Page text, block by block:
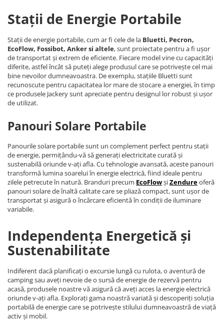
Stații de Energie Portabile
Stații de energie portabile, cum ar fi cele de la Bluetti, Pecron,
EcoFlow, Fossibot, Anker si altele, sunt proiectate pentru a fi ușor
de transportat și extrem de eficiente. Fiecare model vine cu capacități
diferite, astfel încât să puteți alege produsul care se potrivește cel mai
bine nevoilor dumneavoastra. De exemplu, stațiile Bluetti sunt
recunoscute pentru capacitatea lor mare de stocare a energiei, în timp
ce produsele Jackery sunt apreciate pentru designul lor robust și ușor
de utilizat.
Panouri Solare Portabile
Panourile solare portabile sunt un complement perfect pentru stații
de energie, permițându-vă să generați electricitate curată și
sustenabilă oriunde v-ați afla. Cu tehnologie avansată, aceste panouri
transformă lumina soarelui în energie electrică, fiind ideale pentru
zilele petrecute în natură. Branduri precum EcoFlowșiZendureoferă
panouri solare de înaltă calitate care se pliază compact, sunt ușor de
transportat și asigură o încărcare eficientă în condiții de iluminare
variabile.
Independența Energetică și
Sustenabilitate
Indiferent dacă planificați o excursie lungă cu rulota, o aventură de
camping sau aveți nevoie de o sursă de energie de rezervă pentru
acasă, produsele noastre vă asigură că aveți acces la energie electrică
oriunde v-ați afla. Explorați gama noastră variată și descoperiți soluția
portabilă de energie care se potrivește stilului dumneavoastră de viață
activ și mobil.